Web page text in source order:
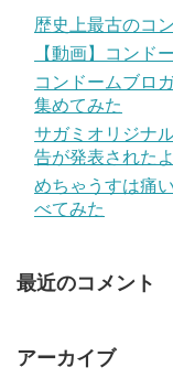
歴史上最古のコ
【動画】コンド
コンドームブロ
集めてみた
サガミオリジナ
告が発表されたよ
めちゃうすは痛
べてみた
最近のコメント
アーカイブ